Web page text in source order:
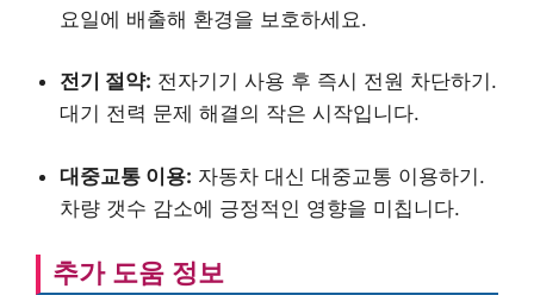
요일에 배출해 환경을 보호하세요.
전기 절약: 전자기기 사용 후 즉시 전원 차단하기.
대기 전력 문제 해결의 작은 시작입니다.
대중교통 이용: 자동차 대신 대중교통 이용하기.
차량 갯수 감소에 긍정적인 영향을 미칩니다.
추가 도움 정보